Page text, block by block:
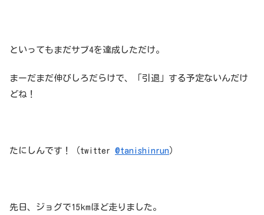
といってもまだサブ4を達成しただけ。
まーだまだ伸びしろだらけで、「引退」する予定ないんだけ
どね！
たにしんです！（twitter @tanishinrun ）
先日、ジョグで15kmほど走りました。